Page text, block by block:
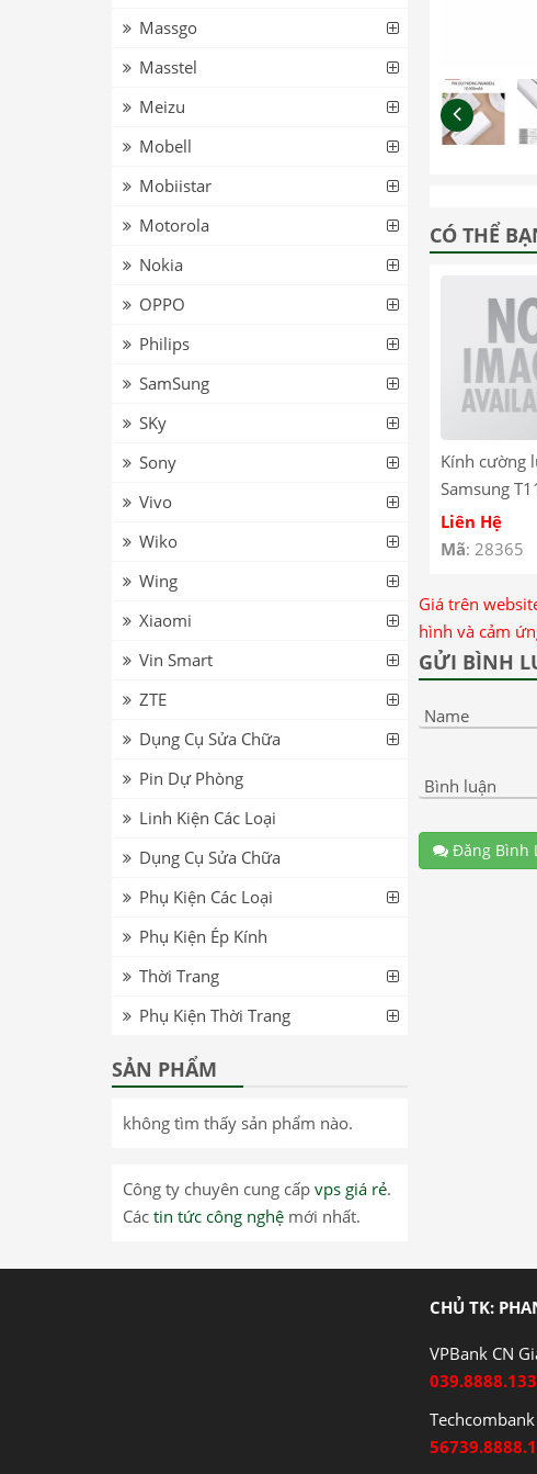
CÓ THỂ
Kính cường
Samsung
Liên Hệ
Mã: 28365
Giá trên
hình và cảm
GỬI BÌNH
Name
Bình luận
Đăng Bình
Massgo
Masstel
Meizu
Mobell
Mobiistar
Motorola
Nokia
OPPO
Philips
SamSung
SKy
Sony
Vivo
Wiko
Wing
Xiaomi
Vin Smart
ZTE
Dụng Cụ Sửa Chữa
Pin Dự Phòng
Linh Kiện Các Loại
Dụng Cụ Sửa Chữa
Phụ Kiện Các Loại
Phụ Kiện Ép Kính
Thời Trang
Phụ Kiện Thời Trang
SẢN PHẨM
không tìm thấy sản phẩm nào.
Công ty chuyên cung cấp vps giá rẻ.
Các tin tức công nghệ mới nhất.
CHỦ TK:
VPBank CN
039.8888.133